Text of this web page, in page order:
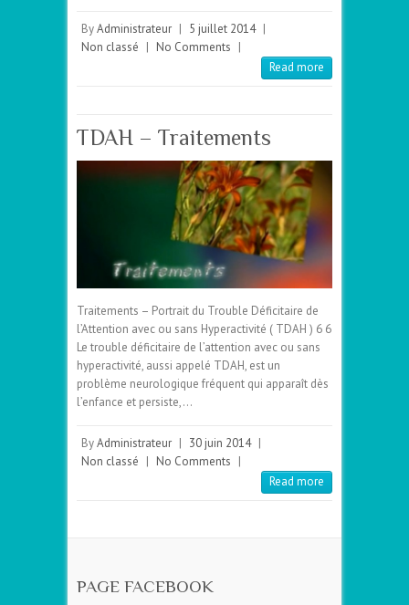
ByAdministrateur | 5 juillet 2014 |
Non classé | No Comments |
Read more
TDAH – Traitements
Traitements – Portrait du Trouble Déficitaire de
l’Attention avec ou sans Hyperactivité ( TDAH ) 6 6
Le trouble déficitaire de l’attention avec ou sans
hyperactivité, aussi appelé TDAH, est un
problème neurologique fréquent qui apparaît dès
l’enfance et persiste,…
ByAdministrateur | 30 juin 2014 |
Non classé | No Comments |
Read more
PAGE FACEBOOK